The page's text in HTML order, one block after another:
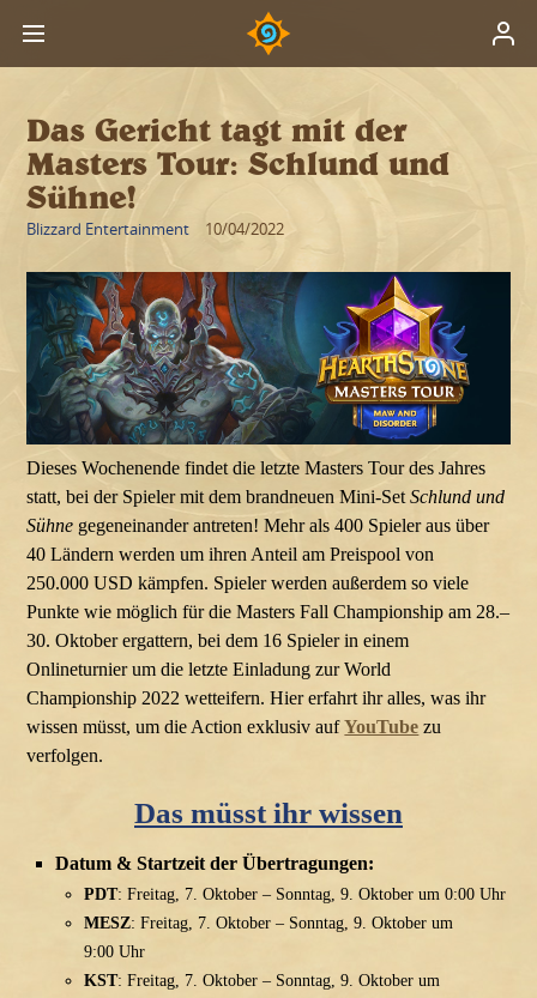
Das Gericht tagt mit der
Masters Tour: Schlund und
Sühne!
Blizzard Entertainment 10/04/2022
Dieses Wochenende findet die letzte Masters Tour des Jahres
statt, bei der Spieler mit dem brandneuen Mini-SetSchlund und
Sühne gegeneinander antreten! Mehr als 400 Spieler aus über
40 Ländern werden um ihren Anteil am Preispool von
250.000 USD kämpfen. Spieler werden außerdem so viele
Punkte wie möglich für die Masters Fall Championship am 28.–
30. Oktober ergattern, bei dem 16 Spieler in einem
Onlineturnier um die letzte Einladung zur World
Championship 2022 wetteifern. Hier erfahrt ihr alles, was ihr
wissen müsst, um die Action exklusiv aufYouTube zu
verfolgen.
Das müsst ihr wissen
Datum & Startzeit der Übertragungen:
PDT: Freitag, 7. Oktober – Sonntag, 9. Oktober um 0:00 Uhr
MESZ: Freitag, 7. Oktober – Sonntag, 9. Oktober um
9:00 Uhr
KST: Freitag, 7. Oktober – Sonntag, 9. Oktober um